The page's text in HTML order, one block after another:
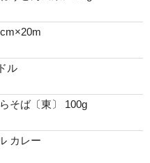
ル
そば〔東〕 100g
カレー